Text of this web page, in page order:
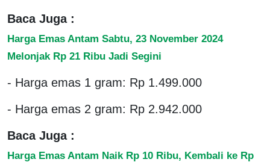
Baca Juga :
Harga Emas Antam Sabtu, 23 November 2024
Melonjak Rp 21 Ribu Jadi Segini
- Harga emas 1 gram: Rp 1.499.000
- Harga emas 2 gram: Rp 2.942.000
Baca Juga :
Harga Emas Antam Naik Rp 10 Ribu, Kembali ke Rp